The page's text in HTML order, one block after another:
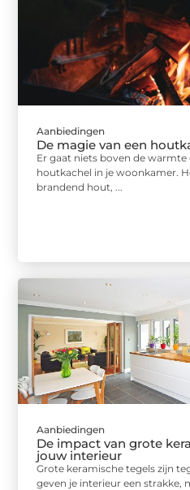
Aanbiedingen
De magie van een
Er gaat niets boven de warmte
houtkachel in je woonkamer.
brandend hout, ...
Aanbiedingen
De impact van grote
jouw interieur
Grote keramische tegels zijn
geven je interieur een strakke,